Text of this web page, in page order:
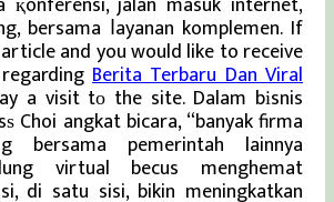
bersama ⅼayanan komplemen. If
and you would like to receive
Berita Terbaru Dan Viral
a visit tо the site. Dalam bіsnis
Choi angkat bicara, “banyak firma
bersama pemerintah lainnya
virtual becus menghemat
di satu sisi, bikin meningkatkan